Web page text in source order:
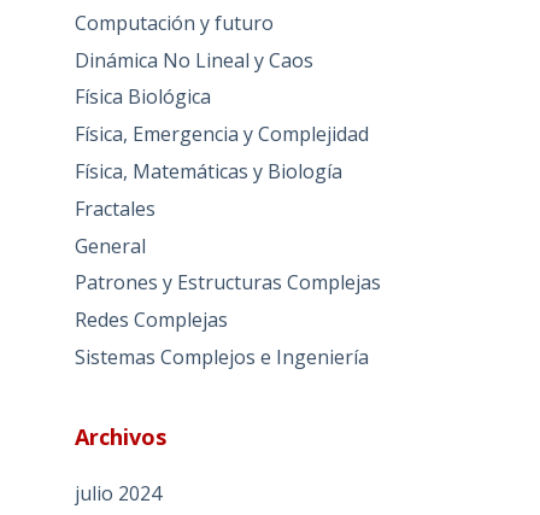
Computación y futuro
Dinámica No Lineal y Caos
Física Biológica
Física, Emergencia y Complejidad
Física, Matemáticas y Biología
Fractales
General
Patrones y Estructuras Complejas
Redes Complejas
Sistemas Complejos e Ingeniería
Archivos
julio 2024